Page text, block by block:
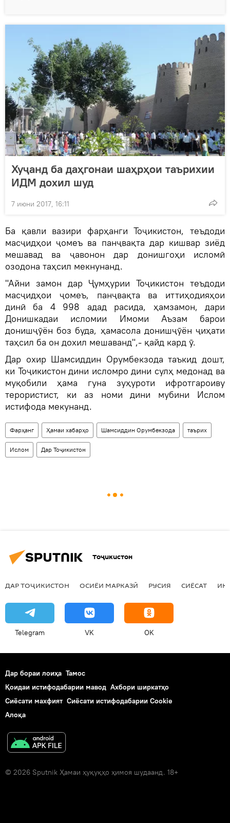
Хуҷанд ба даҳгонаи шаҳрҳои таърихии
ИДМ дохил шуд
7 июни 2017, 16:11
Ба қавли вазири фарҳанги Тоҷикистон, теъдоди
масҷидҳои ҷомеъ ва панҷвақта дар кишвар зиёд
мешавад ва ҷавонон дар донишгоҳи исломӣ
озодона таҳсил мекнунанд.
"Айни замон дар Ҷумҳурии Тоҷикистон теъдоди
масҷидҳои ҷомеъ, панҷвақта ва иттиҳодияҳои
динӣ ба 4 998 адад расида, ҳамзамон, дари
Донишкадаи исломии Имоми Аъзам барои
донишҷӯён боз буда, ҳамасола донишҷӯён ҷиҳати
таҳсил ба он дохил мешаванд",- қайд кард ӯ.
Дар охир Шамсиддин Орумбекзода таъкид дошт,
ки Тоҷикистон дини исломро дини сулҳ медонад ва
муқобили ҳама гуна зуҳуроти ифротгароиву
терористист, ки аз номи дини мубини Ислом
истифода мекунанд.
Фарҳанг Ҳамаи хабарҳо Шамсиддин Орумбекзода таърих
Ислом Дар Тоҷикистон
Тоҷикистон
ДАР ТОҶИКИСТОН ОСИЁИ МАРКАЗӢ РУСИЯ СИЁСАТ
Telegram VK OK
Дар бораи лоиҳа Тамос
Қоидаи истифодабарии мавод Ахбори ширкатҳо
Сиёсати махфият Сиёсати истифодабарии Cookie
Алоқа
© 2026 Sputnik Ҳамаи ҳуқуқҳо ҳимоя шудаанд. 18+